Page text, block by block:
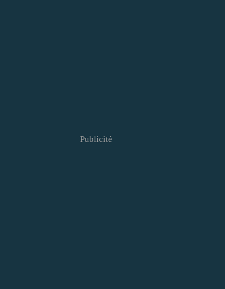
Publicité